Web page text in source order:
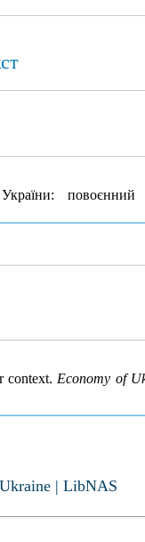
повоєнний
context. Economy of
| LibNAS